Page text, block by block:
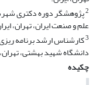
2پژوهشگر دوره دکتری
علم و صنعت ایران، تهران،
3کارشناس ارشد برنامه
دانشگاه شهید بهشتی،
چکیده